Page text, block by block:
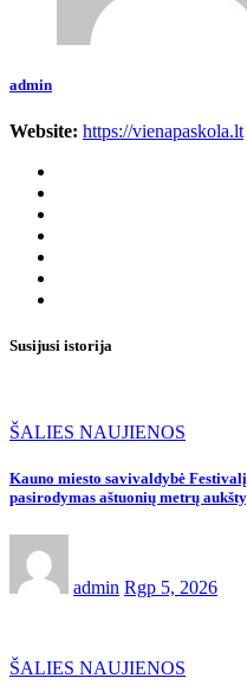
admin
Website: https://vienapaskola.lt
Susijusi istorija
ŠALIES NAUJIENOS
Kauno miesto savivaldybė
pasirodymas aštuonių metrų
admin Rgp 5, 2026
ŠALIES NAUJIENOS